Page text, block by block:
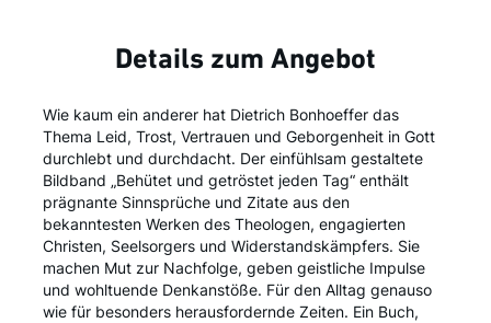
Details zum Angebot
Wie kaum ein anderer hat Dietrich Bonhoeffer das
Thema Leid, Trost, Vertrauen und Geborgenheit in Gott
durchlebt und durchdacht. Der einfühlsam gestaltete
Bildband „Behütet und getröstet jeden Tag“ enthält
prägnante Sinnsprüche und Zitate aus den
bekanntesten Werken des Theologen, engagierten
Christen, Seelsorgers und Widerstandskämpfers. Sie
machen Mut zur Nachfolge, geben geistliche Impulse
und wohltuende Denkanstöße. Für den Alltag genauso
wie für besonders herausfordernde Zeiten. Ein Buch,